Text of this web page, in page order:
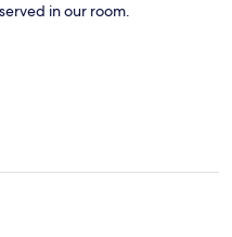
in our room.